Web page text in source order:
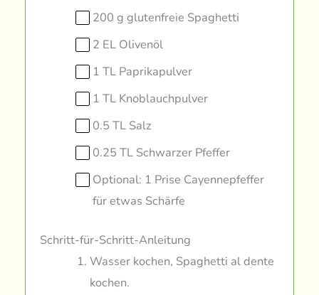
200 g glutenfreie Spaghetti
2 EL Olivenöl
1 TL Paprikapulver
1 TL Knoblauchpulver
0.5 TL Salz
0.25 TL Schwarzer Pfeffer
Optional: 1 Prise Cayennepfeffer
für etwas Schärfe
Schritt-für-Schritt-Anleitung
Wasser kochen, Spaghetti al dente
kochen.